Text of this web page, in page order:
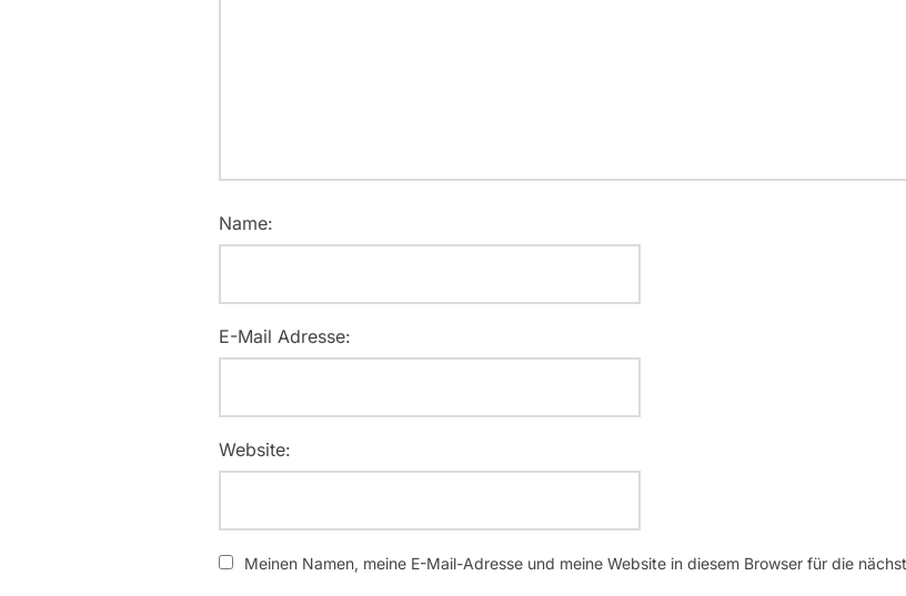
Name:
E-Mail Adresse:
Website:
Meinen Namen, meine E-Mail-Adresse und meine Website in diesem Browser für die